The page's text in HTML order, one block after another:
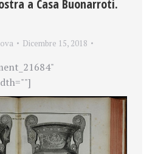
a Casa Buonarroti.
Dicembre 15, 2018